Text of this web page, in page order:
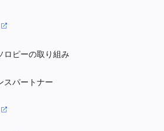
ロピーの取り組み
スパートナー